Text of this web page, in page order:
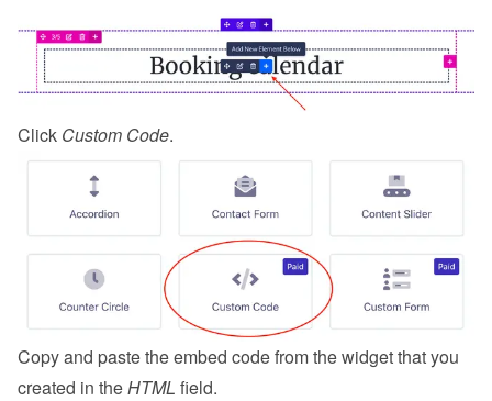
Click Custom Code.
Copy and paste the embed code from the widget that you
created in the HTML field.